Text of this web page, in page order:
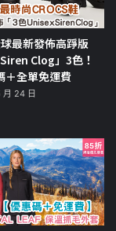
最新發佈高踭版
Clog」3色！
＋全單免運費
24 日